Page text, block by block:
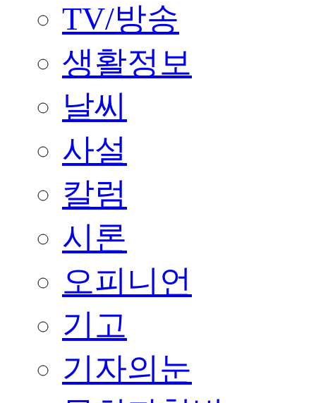
TV/방송
생활정보
날씨
사설
칼럼
시론
오피니언
기고
기자의눈